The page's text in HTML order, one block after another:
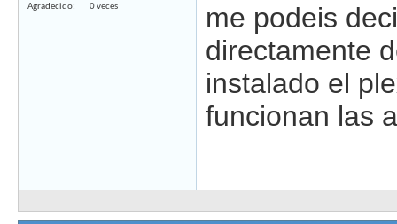
Agradecido
0 veces
me podeis
directamente
instalado el
funcionan las